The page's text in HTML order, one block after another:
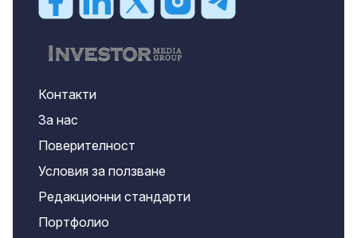
Контакти
За нас
Поверителност
Условия за ползване
Редакционни стандарти
Портфолио